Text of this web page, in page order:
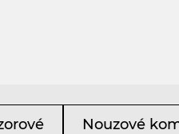
Nouzové